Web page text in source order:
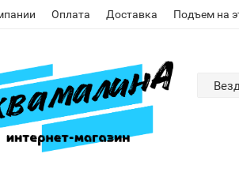
Оплата Доставка Подъем на